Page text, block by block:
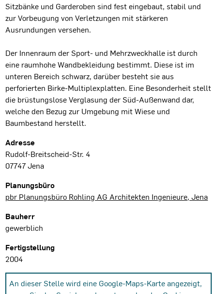
Sitzbänke und Garderoben sind fest eingebaut, stabil und
zur Vorbeugung von Verletzungen mit stärkeren
Ausrundungen versehen.
Der Innenraum der Sport- und Mehrzweckhalle ist durch
eine raumhohe Wandbekleidung bestimmt. Diese ist im
unteren Bereich schwarz, darüber besteht sie aus
perforierten Birke-Multiplexplatten. Eine Besonderheit stellt
die brüstungslose Verglasung der Süd-Außenwand dar,
welche den Bezug zur Umgebung mit Wiese und
Baumbestand herstellt.
Projektdaten
Adresse
Rudolf-Breitscheid-Str. 4
07747 Jena
Planungsbüro
pbr Planungsbüro Rohling AG Architekten Ingenieure, Jena
Bauherr
gewerblich
Fertigstellung
2004
An dieser Stelle wird eine Google-Maps-Karte angezeigt,